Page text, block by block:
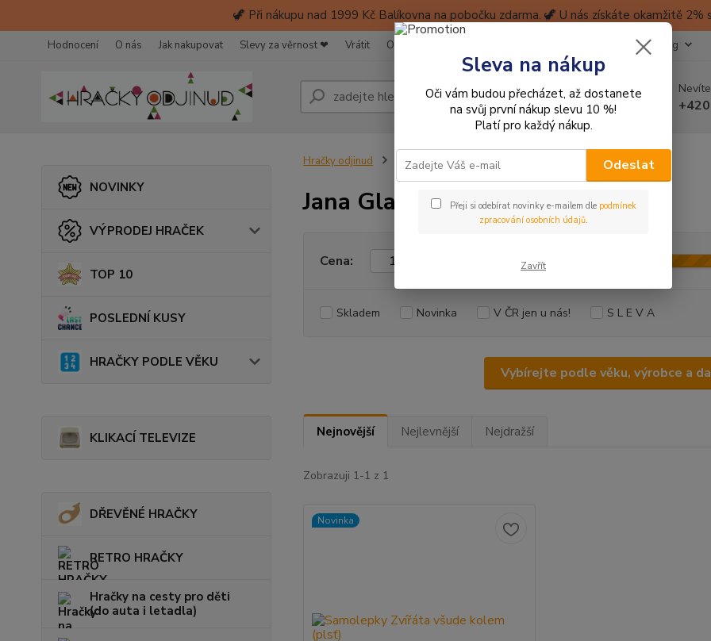
🦖 Při nákupu nad 1999 Kč Balíkovna na pobočku zdarma. 🦖 U nás získáte okamžitě 2%
Hodnocení O nás Jak nakupovat Slevy za věrnost ❤ Vrátit Obchodní podmínky Kontakty Blog
Hledat
NOVINKY
VÝPRODEJ HRAČEK
TOP 10
POSLEDNÍ KUSY
HRAČKY PODLE VĚKU
KLIKACÍ TELEVIZE
DŘEVĚNÉ HRAČKY
RETRO HRAČKY
Hračky na cesty pro děti
(do auta i letadla)
Hračky odjinud Tvůrci G+H Jana Glatt
Jana Glatt
Vybírejte podle věku, výrobce a
Cena:
Skladem Novinka V ČR jen u nás! S L E V A
Nejnovější Nejlevnější Nejdražší
Zobrazuji 1-1 z 1
Novinka
Sleva na nákup
Oči vám budou přecházet, až dostanete
na svůj první nákup slevu 10 %!
Platí pro každý nákup.
Odeslat
Přeji si odebírat novinky e-mailem dle podmínek
zpracování osobních údajů.
Zavřít